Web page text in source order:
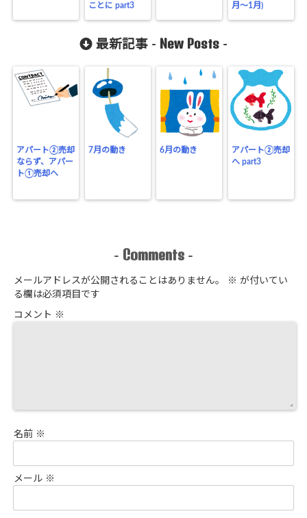
ことに part3
月～1月)
最新記事 - New Posts -
アパート②売却
ならず、アパー
ト①売却へ
7月の動き 6月の動き
アパート②売却
へ part3
- Comments -
メールアドレスが公開されることはありません。 ※ が付いてい
る欄は必須項目です
コメント ※
名前 ※
メール ※